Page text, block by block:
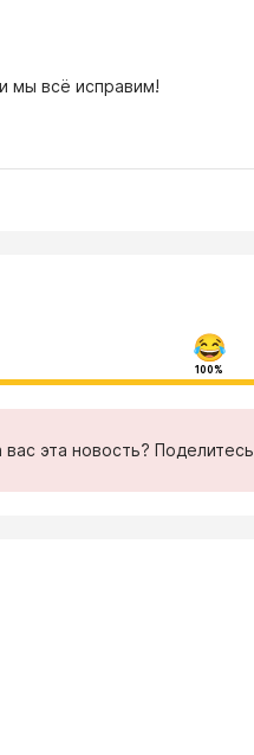
и мы всё исправим!
100%
эта новость?